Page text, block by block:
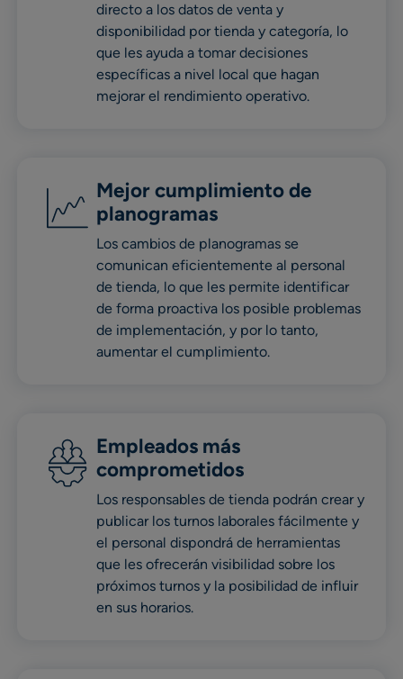
directo a los datos de venta y
disponibilidad por tienda y categoría, lo
que les ayuda a tomar decisiones
específicas a nivel local que hagan
mejorar el rendimiento operativo.
Mejor cumplimiento de
planogramas
Los cambios de planogramas se
comunican eficientemente al personal
de tienda, lo que les permite identificar
de forma proactiva los posible problemas
de implementación, y por lo tanto,
aumentar el cumplimiento.
Empleados más
comprometidos
Los responsables de tienda podrán crear y
publicar los turnos laborales fácilmente y
el personal dispondrá de herramientas
que les ofrecerán visibilidad sobre los
próximos turnos y la posibilidad de influir
en sus horarios.